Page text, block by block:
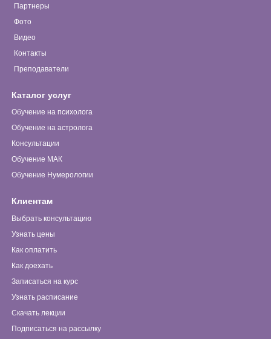
Партнеры
Фото
Видео
Контакты
Преподаватели
Каталог услуг
Обучение на психолога
Обучение на астролога
Консультации
Обучение МАК
Обучение Нумерологии
Клиентам
Выбрать консультацию
Узнать цены
Как оплатить
Как доехать
Записаться на курс
Узнать расписание
Скачать лекции
Подписаться на рассылку